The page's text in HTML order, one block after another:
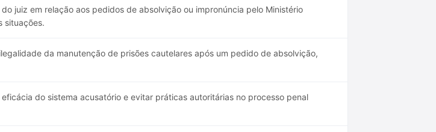
juiz em relação aos pedidos de absolvição ou impronúncia pelo Ministério
situações.
da manutenção de prisões cautelares após um pedido de absolvição,
do sistema acusatório e evitar práticas autoritárias no processo penal